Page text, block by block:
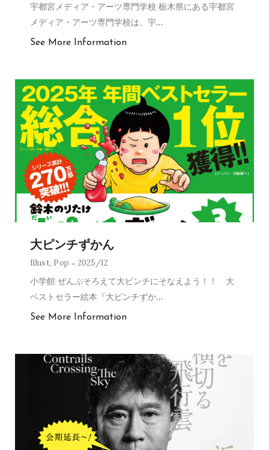
宇都宮メディア・アーツ専門学校 栃木県にある宇都宮
メディア・アーツ専門学校は、宇…
See More Information
大ピンチずかん
Illust, Pop 2025/12
小学館 ぜんぶそろえて大ピンチにそなえよう！！ 大
ベストセラー絵本『大ピンチずか…
See More Information